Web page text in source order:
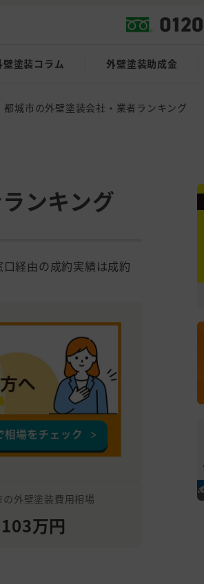
壁塗装コラム 外壁塗装助成金
都城市の外壁塗装会社・業者ランキング
ンキング
経由の成約実績は成約
の外壁塗装費用相場
103万円